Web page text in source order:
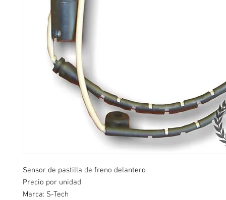
Sensor de pastilla de freno delantero
Precio por unidad
Marca: S-Tech